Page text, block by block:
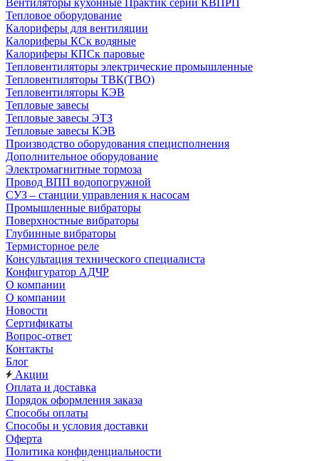
Вентиляторы кухонные Практик серии КВПРП
Тепловое оборудование
Калориферы для вентиляции
Калориферы КСк водяные
Калориферы КПСк паровые
Тепловентиляторы электрические промышленные
Тепловентиляторы ТВК(ТВО)
Тепловентиляторы КЭВ
Тепловые завесы
Тепловые завесы ЭТЗ
Тепловые завесы КЭВ
Производство оборудования специсполнения
Дополнительное оборудование
Электромагнитные тормоза
Провод ВПП водопогружной
СУЗ – станции управления к насосам
Промышленные вибраторы
Поверхностные вибраторы
Глубинные вибраторы
Термисторное реле
Консультация технического специалиста
Конфигуратор АДЧР
О компании
О компании
Новости
Сертификаты
Вопрос-ответ
Контакты
Блог
Акции
Оплата и доставка
Порядок оформления заказа
Способы оплаты
Способы и условия доставки
Оферта
Политика конфиденциальности